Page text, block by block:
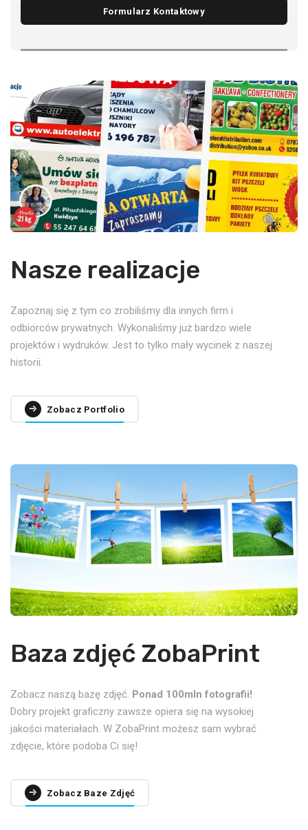
Formularz Kontaktowy
Nasze realizacje
Zapoznaj się z tym co zrobiliśmy dla innych firm i
odbiorców prywatnych. Wykonaliśmy już bardzo wiele
projektów i wydruków. Jest to tylko mały wycinek z naszej
historii.
Zobacz Portfolio
Baza zdjęć ZobaPrint
Zobacz naszą bazę zdjęć. Ponad 100mln fotografii!
Dobry projekt graficzny zawsze opiera się na wysokiej
jakości materiałach. W ZobaPrint możesz sam wybrać
zdjęcie, które podoba Ci się!
Zobacz Baze Zdjęć